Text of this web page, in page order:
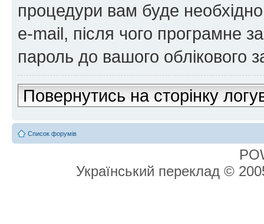
процедури вам буде
e-mail, після чого програмне
пароль до вашого облікового
Повернутись на сторінку
Список форумів
Український переклад ©